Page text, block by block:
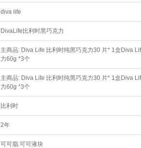
diva life
DivaLife比利时黑巧克力
主商品: Diva Life 比利时纯黑巧克力30 片* 1盒Diva
力60g *3个
主商品: Diva Life 比利时纯黑巧克力30 片* 1盒Diva
力60g *3个
比利时
2年
可可脂.可可液块